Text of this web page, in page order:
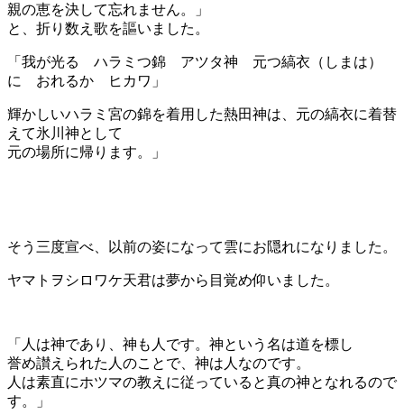
親の恵を決して忘れません。」
と、折り数え歌を謳いました。
「我が光る ハラミつ錦 アツタ神 元つ縞衣（しまは）
に おれるか ヒカワ」
輝かしいハラミ宮の錦を着用した熱田神は、元の縞衣に着替
えて氷川神として
元の場所に帰ります。」
そう三度宣べ、以前の姿になって雲にお隠れになりました。
ヤマトヲシロワケ天君は夢から目覚め仰いました。
「人は神であり、神も人です。神という名は道を標し
誉め讃えられた人のことで、神は人なのです。
人は素直にホツマの教えに従っていると真の神となれるので
す。」